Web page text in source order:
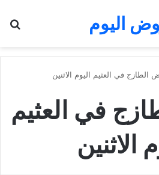
اليوم
الطازج في العثيم اليوم الاثنين
في العثيم
الاثنين